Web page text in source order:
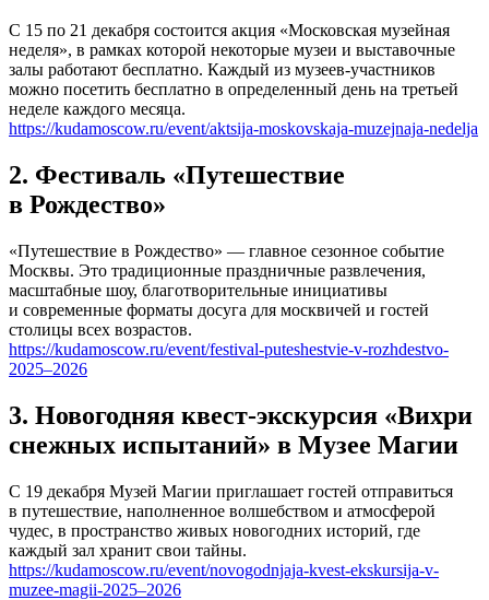
С 15 по 21 декабря состоится акция «Московская музейная
неделя», в рамках которой некоторые музеи и выставочные
залы работают бесплатно. Каждый из музеев-участников
можно посетить бесплатно в определенный день на третьей
неделе каждого месяца.
https://kudamoscow.ru/event/aktsija-moskovskaja-muzejnaja-nedelja
2. Фестиваль «Путешествие
в Рождество»
«Путешествие в Рождество» — главное сезонное событие
Москвы. Это традиционные праздничные развлечения,
масштабные шоу, благотворительные инициативы
и современные форматы досуга для москвичей и гостей
столицы всех возрастов.
https://kudamoscow.ru/event/festival-puteshestvie-v-rozhdestvo-
2025–2026
3. Новогодняя квест-экскурсия «Вихри
снежных испытаний» в Музее Магии
С 19 декабря Музей Магии приглашает гостей отправиться
в путешествие, наполненное волшебством и атмосферой
чудес, в пространство живых новогодних историй, где
каждый зал хранит свои тайны.
https://kudamoscow.ru/event/novogodnjaja-kvest-ekskursija-v-
muzee-magii-2025–2026